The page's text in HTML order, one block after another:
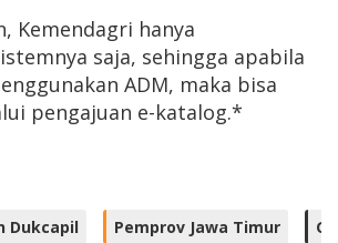
Kemendagri hanya
saja, sehingga apabila
ADM, maka bisa
pengajuan e-katalog.*
Dukcapil Pemprov Jawa Timur